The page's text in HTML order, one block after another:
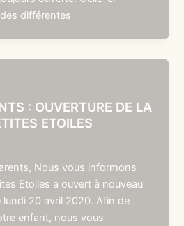
différentes
: OUVERTURE DE LA
ETOILES
Nous vous informons
Etoiles a ouvert à nouveau
20 avril 2020. Afin de
enfant, nous vous